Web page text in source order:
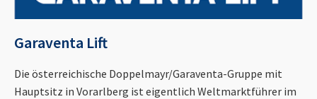
Garaventa Lift
Die österreichische Doppelmayr/Garaventa-Gruppe mit
Hauptsitz in Vorarlberg ist eigentlich Weltmarktführer im